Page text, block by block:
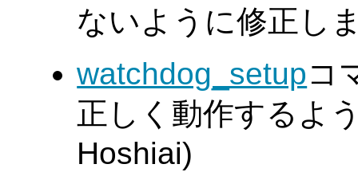
ないように修正し
watchdog_setupコ
正しく動作するよ
Hoshiai)